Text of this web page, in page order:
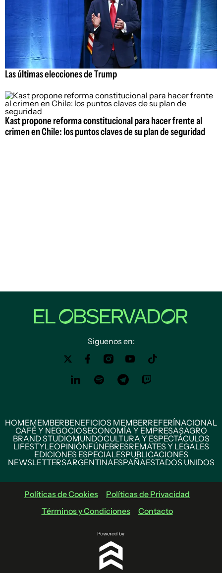
Las últimas elecciones de Trump
Kast propone reforma constitucional para hacer frente al
crimen en Chile: los puntos claves de su plan de seguridad
Siguenos en:
HOMEMEMBERBENEFICIOS MEMBERREFERÍNACIONAL
CAFÉ Y NEGOCIOSECONOMÍA Y EMPRESASAGRO
BRAND STUDIOMUNDOCULTURA Y ESPECTÁCULOS
LIFESTYLEOPINIÓNFÚNEBRESREMATES Y LEGALES
EDICIONES ESPECIALESPUBLICACIONES
NEWSLETTERSARGENTINAESPAÑAESTADOS UNIDOS
Políticas de Cookies
Políticas de Privacidad
Términos y Condiciones
Contacto